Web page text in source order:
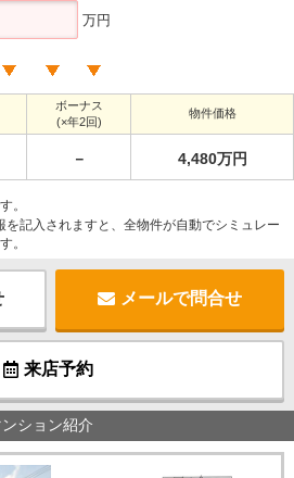
万円
ボーナス
(×年2回)
物件価格
－ 4,480万円
。
を記入されますと、全物件が自動でシミュレー
。
メールで問合せ
来店予約
ション紹介